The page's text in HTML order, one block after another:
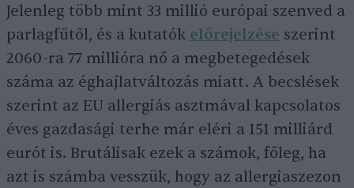
Jelenleg több mint 33 millió európai szenved a
parlagfűtől, és a kutatók előrejelzése szerint
2060-ra 77 millióra nő a megbetegedések
száma az éghajlatváltozás miatt. A becslések
szerint az EU allergiás asztmával kapcsolatos
éves gazdasági terhe már eléri a 151 milliárd
eurót is. Brutálisak ezek a számok, főleg, ha
azt is számba vesszük, hogy az allergiaszezon